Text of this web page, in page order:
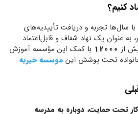
کنیم؟
سال‌ها تجربه و دریافت تأییدیه‌های
به عنوان یک نهاد شفاف و قابل‌اعتماد
از 12000 با کمک این مؤسسه آموزش
موسسه خیریه
کار تحت حمایت، دوباره به مدرسه